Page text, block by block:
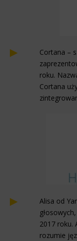
Cortana –
roku.
Cortana
Alisa od
2017 roku.
rozumie